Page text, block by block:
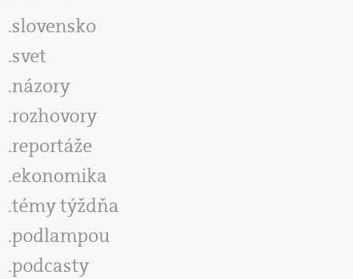
slovensko
svet
názory
rozhovory
reportáže
ekonomika
témy týždňa
podlampou
podcasty